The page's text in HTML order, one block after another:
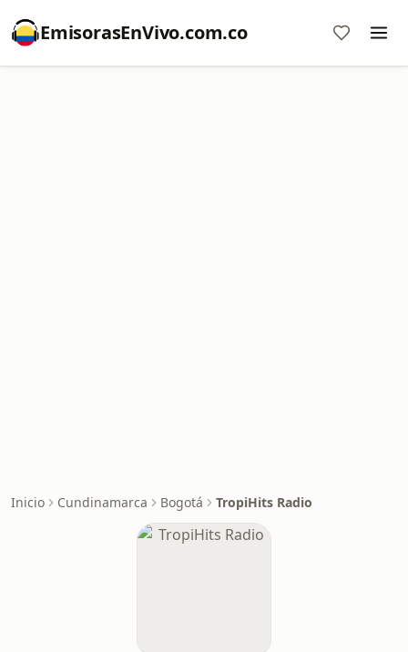
EmisorasEnVivo.com.co
Inicio Cundinamarca Bogotá TropiHits Radio